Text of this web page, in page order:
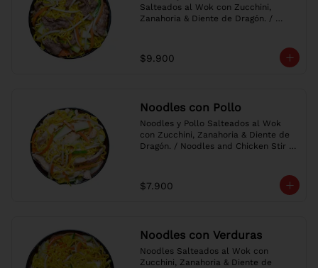
Salteados al Wok con Zucchini,
Zanahoria & Diente de Dragón. /
$9.900
Noodles con Pollo
Noodles y Pollo Salteados al Wok
con Zucchini, Zanahoria & Diente de
Dragón. / Noodles and Chicken Stir
$7.900
Noodles con Verduras
Noodles Salteados al Wok con
Zucchini, Zanahoria & Diente de